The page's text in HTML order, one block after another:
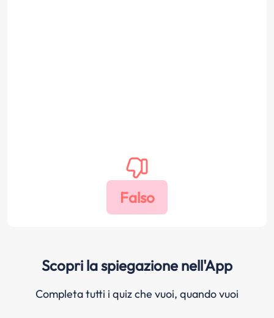
Scopri la spiegazione nell'App
Completa tutti i quiz che vuoi, quando vuoi